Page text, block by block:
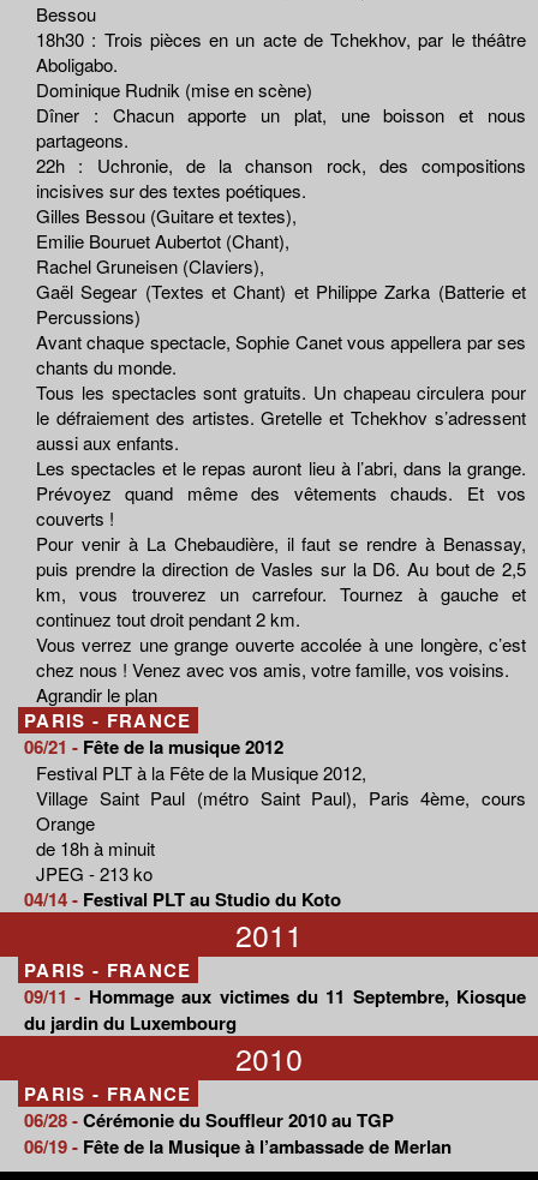
Bessou
18h30 : Trois pièces en un acte de Tchekhov, par le théâtre
Aboligabo.
Dominique Rudnik (mise en scène)
Dîner : Chacun apporte un plat, une boisson et nous
partageons.
22h : Uchronie, de la chanson rock, des compositions
incisives sur des textes poétiques.
Gilles Bessou (Guitare et textes),
Emilie Bouruet Aubertot (Chant),
Rachel Gruneisen (Claviers),
Gaël Segear (Textes et Chant) et Philippe Zarka (Batterie et
Percussions)
Avant chaque spectacle, Sophie Canet vous appellera par ses
chants du monde.
Tous les spectacles sont gratuits. Un chapeau circulera pour
le défraiement des artistes. Gretelle et Tchekhov s’adressent
aussi aux enfants.
Les spectacles et le repas auront lieu à l’abri, dans la grange.
Prévoyez quand même des vêtements chauds. Et vos
couverts !
Pour venir à La Chebaudière, il faut se rendre à Benassay,
puis prendre la direction de Vasles sur la D6. Au bout de 2,5
km, vous trouverez un carrefour. Tournez à gauche et
continuez tout droit pendant 2 km.
Vous verrez une grange ouverte accolée à une longère, c’est
chez nous ! Venez avec vos amis, votre famille, vos voisins.
Agrandir le plan
PARIS - FRANCE
06/21 - Fête de la musique 2012
Festival PLT à la Fête de la Musique 2012,
Village Saint Paul (métro Saint Paul), Paris 4ème, cours
Orange
de 18h à minuit
JPEG - 213 ko
04/14 - Festival PLT au Studio du Koto
2011
PARIS - FRANCE
09/11 - Hommage aux victimes du 11 Septembre, Kiosque
du jardin du Luxembourg
2010
PARIS - FRANCE
06/28 -Cérémonie du Souffleur 2010 au TGP
06/19 - Fête de la Musique à l’ambassade de Merlan